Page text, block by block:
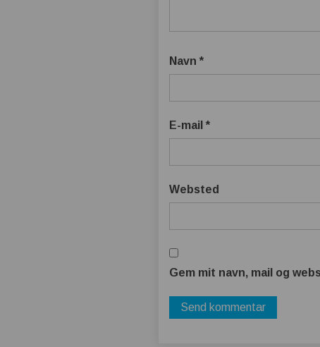
Navn*
E-mail*
Websted
Gem mit navn, mail og